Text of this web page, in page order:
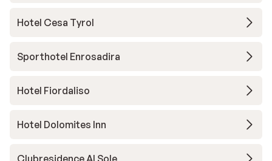
Hotel Cesa Tyrol
Sporthotel Enrosadira
Hotel Fiordaliso
Hotel Dolomites Inn
Clubresidence Al Sole